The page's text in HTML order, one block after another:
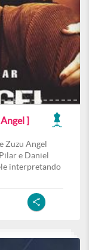
]
Zuzu Angel
e Daniel
interpretando